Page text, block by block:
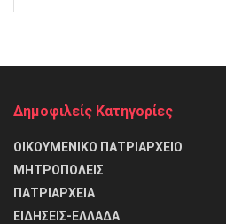
Δημοφιλείς Κατηγορίες
ΟΙΚΟΥΜΕΝΙΚΟ ΠΑΤΡΙΑΡΧΕΙΟ
ΜΗΤΡΟΠΟΛΕΙΣ
ΠΑΤΡΙΑΡΧΕΙΑ
ΕΙΔΗΣΕΙΣ-ΕΛΛΑΔΑ